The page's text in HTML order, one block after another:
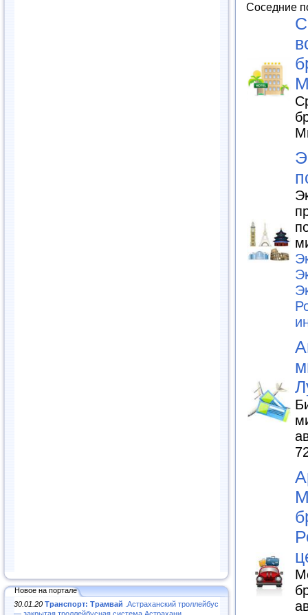
Новое на портале
30.01.20 Транспорт: Трамвай .Астраханский троллейбус
Соседние